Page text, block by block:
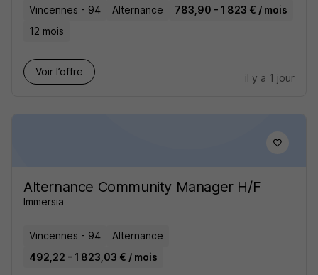
Vincennes - 94 Alternance
783,90 - 1 823 € / mois
12 mois
Voir l’offre
il y a 1 jour
Alternance Community Manager H/F
Immersia
Vincennes - 94
Alternance
492,22 - 1 823,03 € / mois